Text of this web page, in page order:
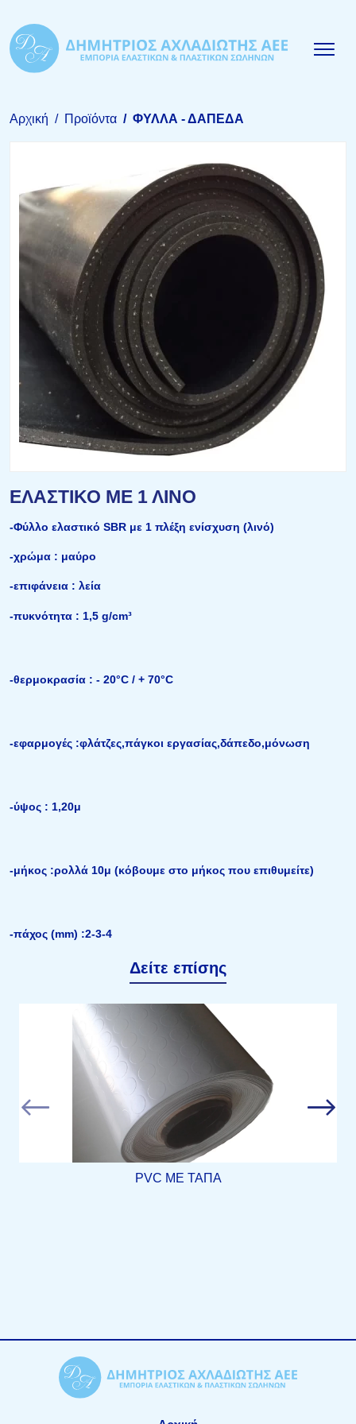
Αρχική Προϊόντα ΦΥΛΛΑ - ΔΑΠΕΔΑ
ΕΛΑΣΤΙΚΟ ΜΕ 1 ΛΙΝΟ
-Φύλλο ελαστικό SBR με 1 πλέξη ενίσχυση (λινό)
-χρώμα : μαύρο
-επιφάνεια : λεία
-πυκνότητα : 1,5 g/cm³
-θερμοκρασία : - 20°C / + 70°C
-εφαρμογές :φλάτζες,πάγκοι εργασίας,δάπεδο,μόνωση
-ύψος : 1,20μ
-μήκος :ρολλά 10μ (κόβουμε στο μήκος που επιθυμείτε)
-πάχος (mm) :2-3-4
Δείτε επίσης
PVC ΜΕ ΤΑΠΑ